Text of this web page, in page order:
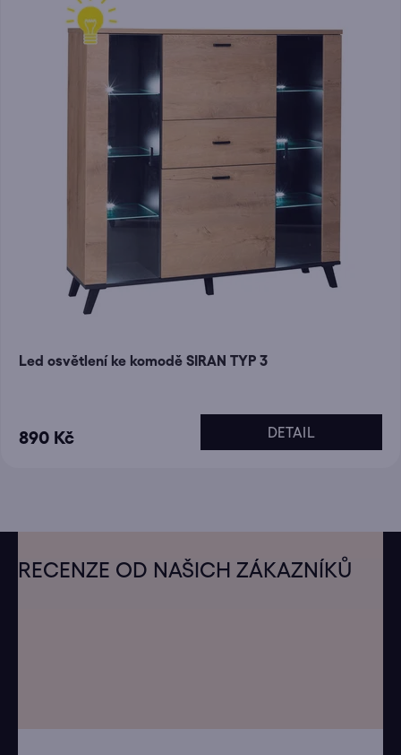
Led osvětlení ke komodě SIRAN TYP 3
890 Kč DETAIL
RECENZE OD NAŠICH ZÁKAZNÍKŮ